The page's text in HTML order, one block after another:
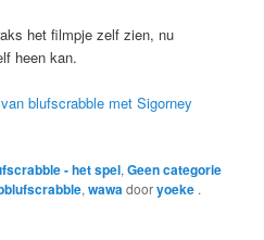
het filmpje zelf zien, nu
heen kan.
blufscrabble met Sigorney
- het spel,Geen categorie
,wawadooryoeke .